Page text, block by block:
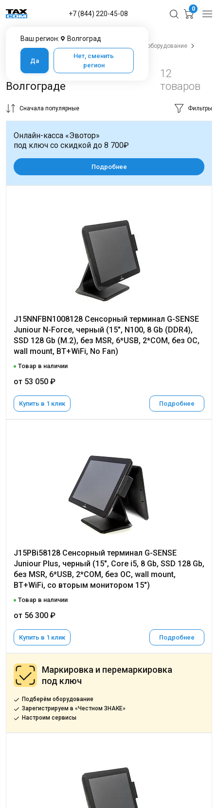
Ваш регион: Волгоград
Да
Нет, сменить
регион
+7 (844) 220-45-08
0
POS-оборудование
POS-моноблоки
POS-моноблоки в
Волгограде
12
товаров
Сначала популярные Фильтры
J15NNFBN1008128 Сенсорный терминал G-SENSE
Juniour N-Force, черный (15", N100, 8 Gb (DDR4),
SSD 128 Gb (M.2), без MSR, 6*USB, 2*COM, без ОС,
wall mount, BT+WiFi, No Fan)
Товар в наличии
от 53 050 ₽
Купить в 1 клик Подробнее
J15PBi58128 Сенсорный терминал G-SENSE
Juniour Plus, черный (15", Core i5, 8 Gb, SSD 128 Gb,
без MSR, 6*USB, 2*COM, без ОС, wall mount,
BT+WiFi, со вторым монитором 15")
Товар в наличии
от 56 300 ₽
Купить в 1 клик Подробнее
Онлайн-касса «Эвотор»
под ключ со скидкой до 8 700₽
Подробнее
Маркировка и перемаркировка
под ключ
Подберём оборудование
Зарегистрируем в «Честном ЗНАКЕ»
Настроим сервисы